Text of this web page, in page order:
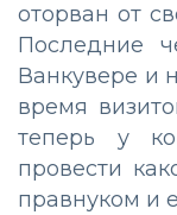
оторван от
Последние
Ванкувере и
время
теперь у
провести
правнуком и